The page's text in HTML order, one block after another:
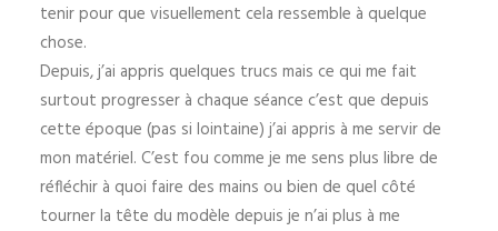
tenir pour que visuellement cela ressemble à quelque
chose.
Depuis, j’ai appris quelques trucs mais ce qui me fait
surtout progresser à chaque séance c’est que depuis
cette époque (pas si lointaine) j’ai appris à me servir de
mon matériel. C’est fou comme je me sens plus libre de
réfléchir à quoi faire des mains ou bien de quel côté
tourner la tête du modèle depuis je n’ai plus à me